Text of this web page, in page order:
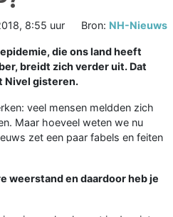
8:55 uur Bron: NH-Nieuws
die ons land heeft
breidt zich verder uit. Dat
Nivel gisteren.
veel mensen meldden zich
Maar hoeveel weten we nu
zet een paar fabels en feiten
weerstand en daardoor heb je